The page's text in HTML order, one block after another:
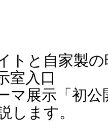
トと自家製
室入口
ーマ展示「
します。